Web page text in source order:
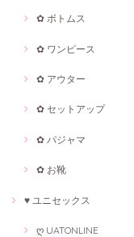
✿ ボトムス
✿ ワンピース
✿ アウター
✿ セットアップ
✿ パジャマ
✿ お靴
♥ ユニセックス
ღ UATONLINE